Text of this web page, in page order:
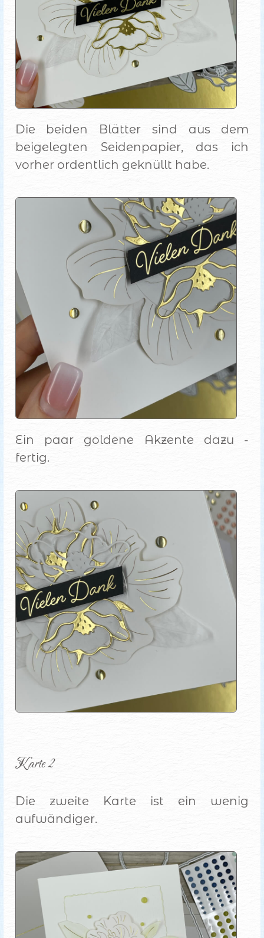
Die beiden Blätter sind aus dem
beigelegten Seidenpapier, das ich
vorher ordentlich geknüllt habe.
Ein paar goldene Akzente dazu -
fertig.
Karte 2
Die zweite Karte ist ein wenig
aufwändiger.